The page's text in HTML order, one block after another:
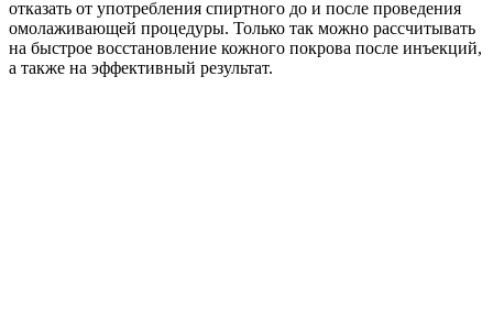
отказать от употребления спиртного до и после проведения
омолаживающей процедуры. Только так можно рассчитывать
на быстрое восстановление кожного покрова после инъекций,
а также на эффективный результат.